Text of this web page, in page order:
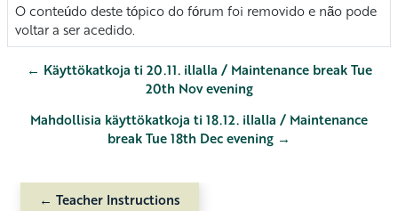
O conteúdo deste tópico do fórum foi removido e não pode
voltar a ser acedido.
← Käyttökatkoja ti 20.11. illalla / Maintenance break Tue
20th Nov evening
Mahdollisia käyttökatkoja ti 18.12. illalla / Maintenance
break Tue 18th Dec evening →
← Teacher Instructions